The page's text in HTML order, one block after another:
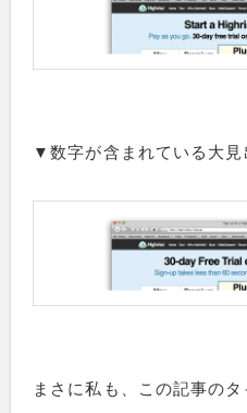
▼数字が含まれている大見
まさに私も、この記事の